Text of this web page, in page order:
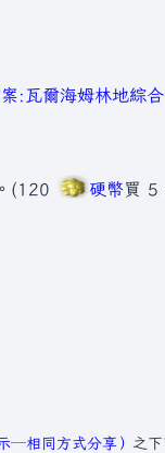
:瓦爾海姆林地綜
(120 硬幣買 5
─相同方式分享） 之下